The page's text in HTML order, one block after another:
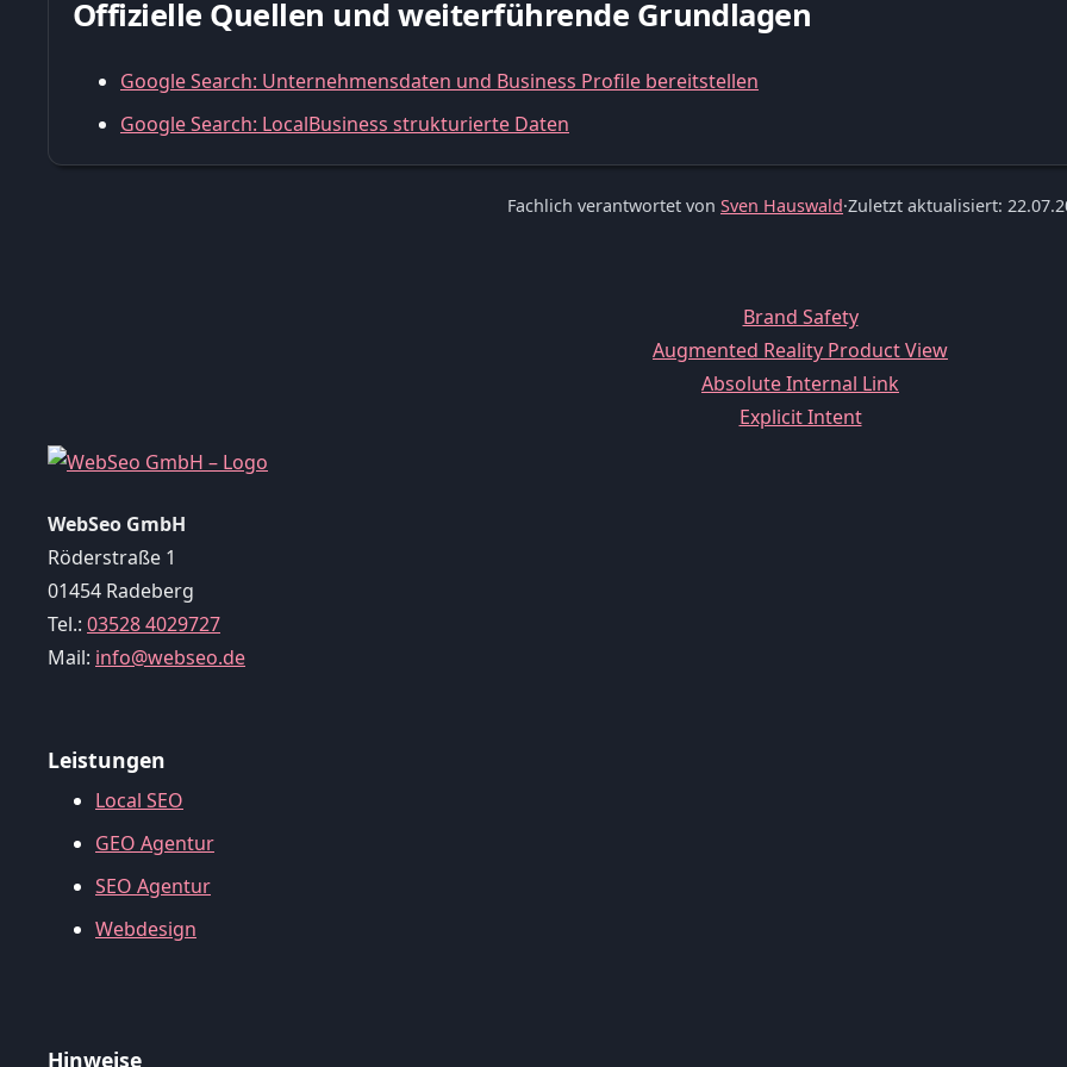
Offizielle Quellen und weiterführende Grundlagen
Google Search: Unternehmensdaten und Business Profile bereitstellen
Google Search: LocalBusiness strukturierte Daten
Fachlich verantwortet von Sven Hauswald·Zuletzt aktualisiert:
Brand Safety
Augmented Reality Product View
Absolute Internal Link
Explicit Intent
WebSeo GmbH
Röderstraße 1
01454 Radeberg
Tel.: 03528 4029727
Mail: info@webseo.de
Leistungen
Local SEO
GEO Agentur
SEO Agentur
Webdesign
Hinweise